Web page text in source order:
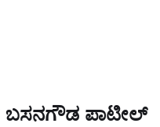
ಬಸನಗೌಡ ಪಾಟೀಲ್‌